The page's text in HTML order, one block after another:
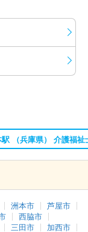
駅 （兵庫県） 介護福祉
洲本市
芦屋市
西脇市
三田市 加西市